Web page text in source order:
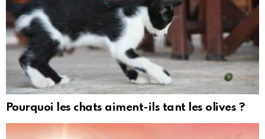
Pourquoi les chats aiment-ils tant les olives ?